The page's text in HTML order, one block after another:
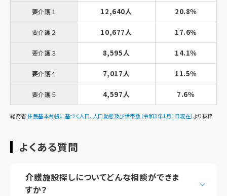
要介護１ 12,640人 20.8％
要介護２ 10,677人 17.6％
要介護３ 8,595人 14.1％
要介護４ 7,017人 11.5％
要介護５ 4,597人 7.6％
総務省住民基本台帳に基づく人口、人口動態及び世帯数（令和3年1月1日現在） より抜粋
よくある質問
介護施設探しについてどんな相談ができま
すか？